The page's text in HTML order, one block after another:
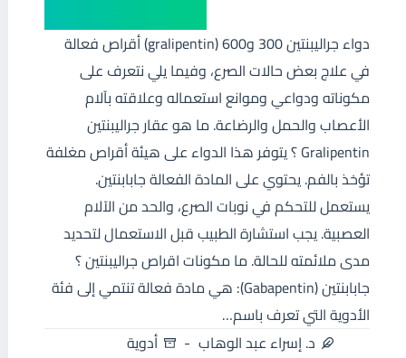
دواء جراليبنتين 300 و600 (gralipentin) أقراص فعالة
في علاج بعض حالات الصرع، وفيما يلي نتعرف على
مكوناته ودواعي وموانع استعماله وعلاقته بآلام
الأعصاب والحمل والرضاعة. ما هو عقار جراليبنتين
Gralipentin ؟ يتوفر هذا الدواء على هيئة أقراص مغلفة
تؤخذ بالفم. يحتوي على المادة الفعالة جابابنتين.
يستعمل للتحكم في نوبات الصرع، والحد من الآلام
العصبية. يجب استشارة الطبيب قبل الاستعمال لتحديد
مدى ملائمته للحالة. ما مكونات اقراص جراليبنتين ؟
جابابنتين (Gabapentin): هي مادة فعالة تنتمي إلى فئة
الأدوية التي تعرف باسم…
د. إسراء عبد الوهاب
أدوية